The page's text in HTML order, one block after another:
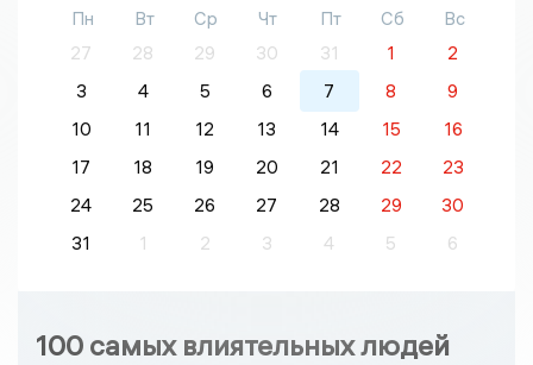
Пн Вт Ср Чт Пт Сб
Вс
27
28 29 30 31 1
2
3
4 5 6 7 8
9
10
11 12 13 14 15
16
17
18 19 20 21 22
23
24
25 26 27 28 29
30
31
1 2 3 4 5 6
100 самых влиятельных людей